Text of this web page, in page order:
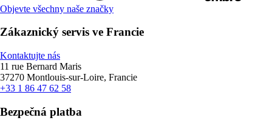
Objevte všechny naše značky
Zákaznický servis ve Francie
Kontaktujte nás
11 rue Bernard Maris
37270 Montlouis-sur-Loire, Francie
+33 1 86 47 62 58
Bezpečná platba